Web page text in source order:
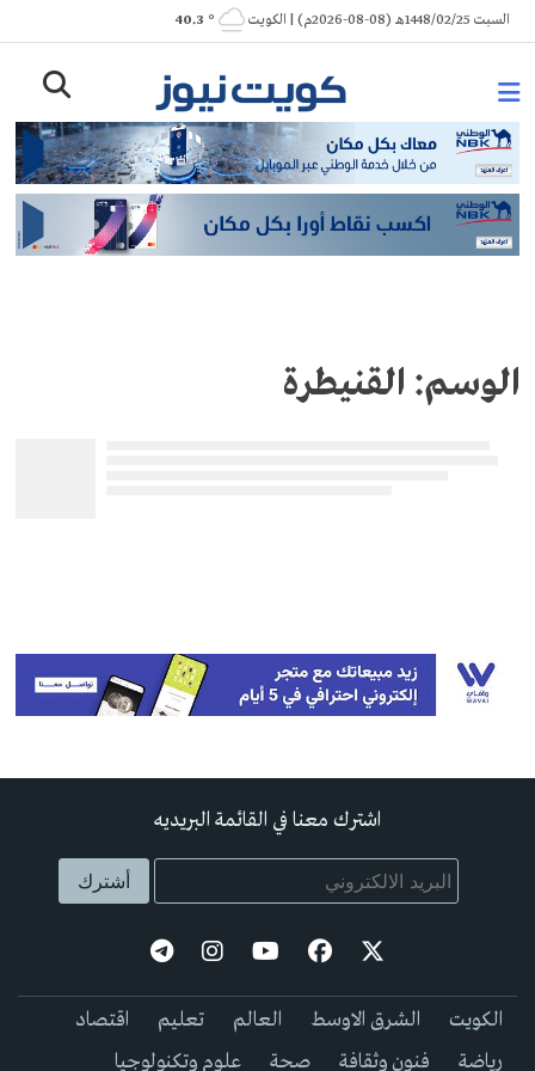
Skip
to
السبت 1448/02/25هـ (08-08-2026م) | الكويت ° 40.3
الوسم: القنيطرة
اشترك معنا في القائمة البريديه
الكويت الشرق الاوسط العالم تعليم
اقتصاد
رياضة
فنون وثقافة صحة علوم وتكنولوجيا